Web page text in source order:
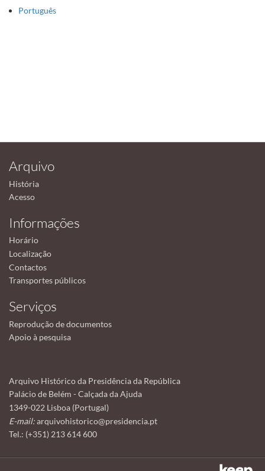
Português
Arquivo
História
Acesso
Informações
Horário
Localização
Contactos
Transportes públicos
Serviços
Reprodução de documentos
Apoio à pesquisa
Arquivo Histórico da Presidência da República
Palácio de Belém - Calçada da Ajuda
1349-022 Lisboa (Portugal)
E-mail:arquivohistorico@presidencia.pt
Tel.: (+351) 213 614 600